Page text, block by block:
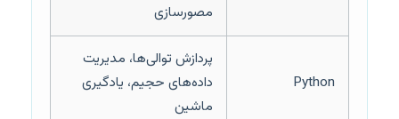
مصورسازی
Python
پردازش توالی‌ها، مدیریت
داده‌های حجیم، یادگیری
ماشین